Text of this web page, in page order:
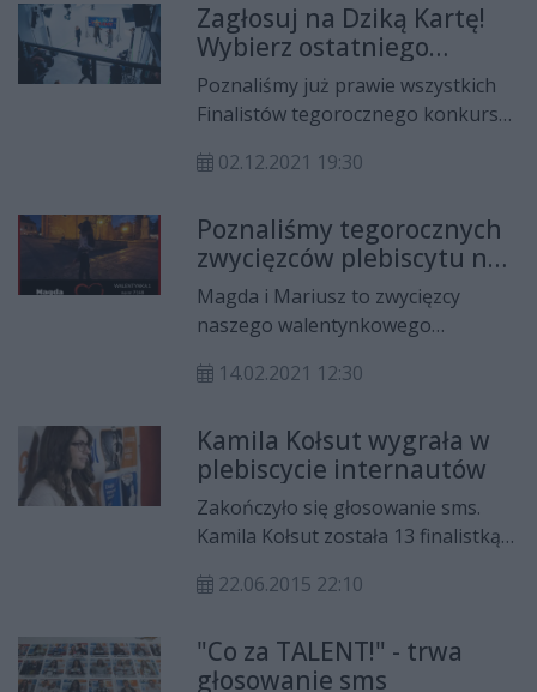
Zagłosuj na Dziką Kartę!
Wybierz ostatniego
Finalistę!
Poznaliśmy już prawie wszystkich
Finalistów tegorocznego konkursu
ostatniego uczestnika/uczestniczkę
02.12.2021 19:30
Poznaliśmy tegorocznych
zwycięzców plebiscytu na
"Najbardziej Całuśną
Fotkę 2021! Walka była
bardzo zacięta.
Magda i Mariusz to zwycięzcy
naszego walentynkowego
Fotkę 2021. Para zdobyła aż 38
pokonując pozostałe pięć par.
14.02.2021 12:30
Kamila Kołsut wygrała w
plebiscycie internautów
Zakończyło się głosowanie sms.
Kamila Kołsut została 13 finalistką
o 1 tys. zł, kurs nauki jazdy konnej,
nagrody!
22.06.2015 22:10
"Co za TALENT!" - trwa
głosowanie sms